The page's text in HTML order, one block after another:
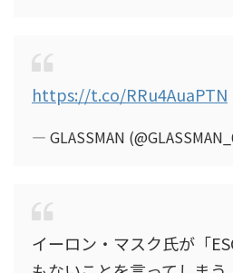
https://t.co/RRu4AuaPTN
— GLASSMAN
イーロン・マスク氏が「